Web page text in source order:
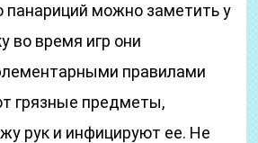
панариций можно заметить у
во время игр они
правилами
грязные предметы,
рук и инфицируют ее. Не